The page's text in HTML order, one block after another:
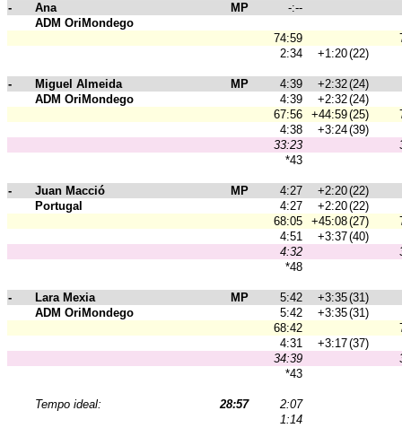
- Ana MP
-:--
ADM OriMondego
74:59
2:34
+1:20(22)
- Miguel Almeida MP 4:39 +2:32(24)
ADM OriMondego
4:39 +2:32(24)
67:56
+44:59(25)
4:38
+3:24(39)
33:23
*43
- Juan Macció MP 4:27 +2:20(22)
Portugal
4:27 +2:20(22)
68:05
+45:08(27)
4:51
+3:37(40)
4:32
*48
- Lara Mexia MP 5:42 +3:35(31)
ADM OriMondego
5:42 +3:35(31)
68:42
4:31
+3:17(37)
34:39
*43
Tempo ideal: 28:57
2:07
1:14